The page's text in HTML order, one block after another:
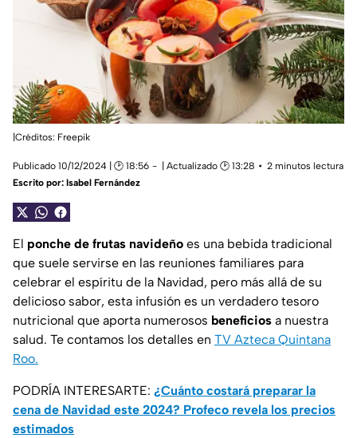
|Créditos: Freepik
Publicado 10/12/2024 | 🕑 18:56 | Actualizado 🕑 13:28
2 minutos lectura
Escrito por: Isabel Fernández
El ponche de frutas navideño es una bebida tradicional
que suele servirse en las reuniones familiares para
celebrar el espíritu de la Navidad, pero más allá de su
delicioso sabor, esta infusión es un verdadero tesoro
nutricional que aporta numerosos beneficios a nuestra
salud. Te contamos los detalles en TV Azteca Quintana
Roo.
PODRÍA INTERESARTE: ¿Cuánto costará preparar la
cena de Navidad este 2024? Profeco revela los precios
estimados